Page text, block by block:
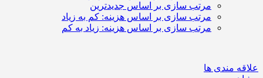
مرتب سازی بر اساس جدیدترین
مرتب سازی بر اساس هزینه: کم به زیاد
مرتب سازی بر اساس هزینه: زیاد به کم
علاقه مندی ها